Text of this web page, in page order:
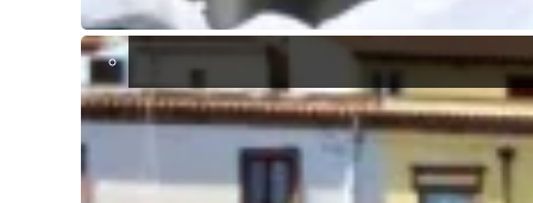
Pronto per un’avventura indimenticabile con il tuo cane? La provincia
di Cagliari ti aspetta!
Visualizza altri articoli "
Ti presentiamo Valutazione Istantanea
Cosa c’è da sapere sui centri storici nelle città e paesi in Italia
Home staging